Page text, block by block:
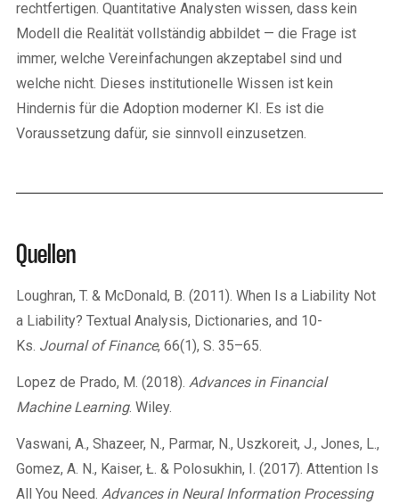
rechtfertigen. Quantitative Analysten wissen, dass kein
Modell die Realität vollständig abbildet — die Frage ist
immer, welche Vereinfachungen akzeptabel sind und
welche nicht. Dieses institutionelle Wissen ist kein
Hindernis für die Adoption moderner KI. Es ist die
Voraussetzung dafür, sie sinnvoll einzusetzen.
Quellen
Loughran, T. & McDonald, B. (2011). When Is a Liability Not
a Liability? Textual Analysis, Dictionaries, and 10-
Ks. Journal of Finance, 66(1), S. 35–65.
Lopez de Prado, M. (2018). Advances in Financial
Machine Learning. Wiley.
Vaswani, A., Shazeer, N., Parmar, N., Uszkoreit, J., Jones, L.,
Gomez, A. N., Kaiser, Ł. & Polosukhin, I. (2017). Attention Is
All You Need. Advances in Neural Information Processing